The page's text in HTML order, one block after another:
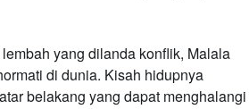
yang dilanda konflik, Malala
di dunia. Kisah hidupnya
belakang yang dapat menghalangi